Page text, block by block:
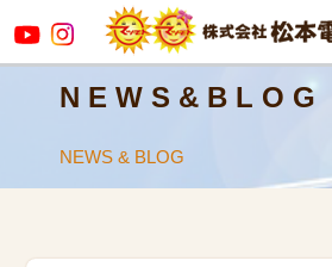
N E W S & B L O G
NEWS & BLOG